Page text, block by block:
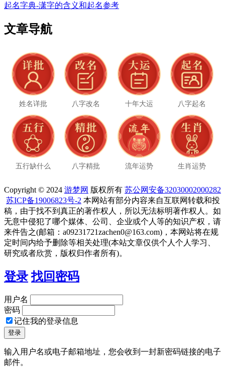
起名字典-潇字的含义和起名参考
文章导航
姓名详批 八字改名 十年大运 八字起名
五行缺什么 八字精批 流年运势 生肖运势
Copyright © 2024 游梦网 版权所有 苏公网安备32030002000282
苏ICP备19006823号-2 本网站有部分内容来自互联网转载和投
稿，由于找不到真正的著作权人，所以无法标明著作权人。如
无意中侵犯了哪个媒体、公司、企业或个人等的知识产权，请
来件告之(邮箱：a09231721zachen0@163.com)，本网站将在规
定时间内给予删除等相关处理(本站文章仅供个人个人学习、
研究或者欣赏，版权归作者所有)。
登录 找回密码
用户名
密码
记住我的登录信息
输入用户名或电子邮箱地址，您会收到一封新密码链接的电子
邮件。